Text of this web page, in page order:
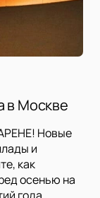
в Москве
Новые
и
как
осенью на